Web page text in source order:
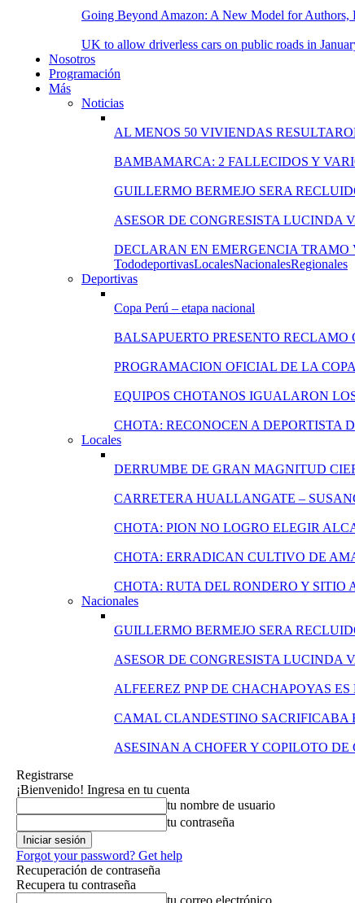
Going Beyond Amazon: A New Model for Authors,
UK to allow driverless cars on public roads in
Nosotros
Programación
Más
Noticias
AL MENOS 50 VIVIENDAS
BAMBAMARCA: 2 FALLECIDOS Y
GUILLERMO BERMEJO SERA
ASESOR DE CONGRESISTA LUCINDA
DECLARAN EN EMERGENCIA
TododeportivasLocalesNacionalesRegionales
Deportivas
Copa Perú – etapa nacional
BALSAPUERTO PRESENTO
PROGRAMACION OFICIAL DE LA
EQUIPOS CHOTANOS IGUALARON
CHOTA: RECONOCEN A DEPORTISTA
Locales
DERRUMBE DE GRAN MAGNITUD
CARRETERA HUALLANGATE –
CHOTA: PION NO LOGRO ELEGIR
CHOTA: ERRADICAN CULTIVO DE
CHOTA: RUTA DEL RONDERO Y SITIO
Nacionales
GUILLERMO BERMEJO SERA
ASESOR DE CONGRESISTA LUCINDA
ALFEEREZ PNP DE CHACHAPOYAS
CAMAL CLANDESTINO SACRIFICABA
ASESINAN A CHOFER Y COPILOTO
Registrarse
¡Bienvenido! Ingresa en tu cuenta
tu nombre de usuario
tu contraseña
Forgot your password? Get help
Recuperación de contraseña
Recupera tu contraseña
tu correo electrónico